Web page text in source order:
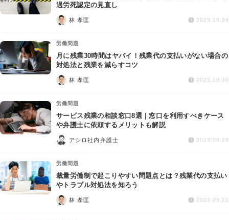
過労死認定の見直し
林 孝匡 2023.10.30
労働問題
月に残業30時間はヤバイ！残業代の支払いがない場合の
対処法と残業を減らすコツ
林 孝匡 2023.10.30
労働問題
サービス残業の相談窓口8選｜窓口を利用すべきケース
や弁護士に依頼するメリットも解説
アシロ社内弁護士 2023.09.29
労働問題
裁量労働制で起こりやすい問題点とは？残業代の支払い
やトラブル対処法を知ろう
林 孝匡 2023.09.21